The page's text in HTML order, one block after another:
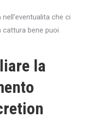
che ci
bene puoi
la